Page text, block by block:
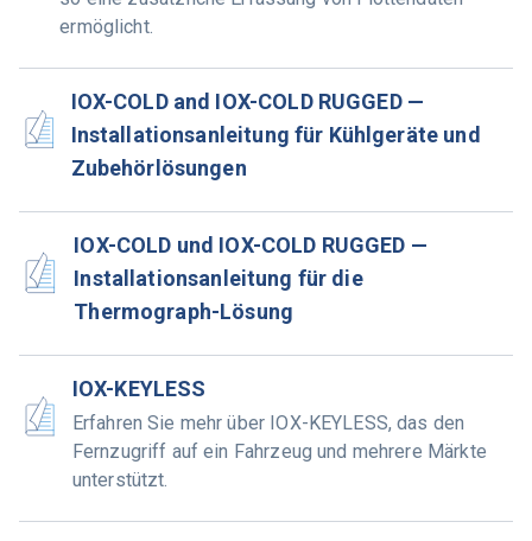
ermöglicht.
IOX-COLD and IOX-COLD RUGGED —
Installationsanleitung für Kühlgeräte und
Zubehörlösungen
IOX-COLD und IOX-COLD RUGGED —
Installationsanleitung für die
Thermograph-Lösung
IOX-KEYLESS
Erfahren Sie mehr über IOX-KEYLESS, das den
Fernzugriff auf ein Fahrzeug und mehrere Märkte
unterstützt.